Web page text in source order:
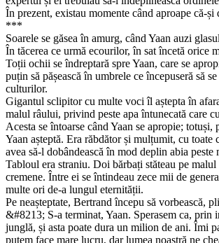
În prezent, existau momente când aproape că-
***
Soarele se găsea în amurg, când Yaan auzi
În tăcerea ce urmă ecourilor, în sat încetă orice
Toții ochii se îndreptară spre Yaan, care se
puțin să pășească în umbrele ce începuseră să
culturilor.
Gigantul sclipitor cu multe voci îl aștepta în
malul râului, privind peste apa întunecată care
Acesta se întoarse când Yaan se apropie;
Yaan așteptă. Era răbdător și mulțumit, cu
avea să-l dobândească în mod deplin abia peste
Tabloul era straniu. Doi bărbați stăteau pe
cremene. Între ei se întindeau zece mii de
multe ori de-a lungul eternității.
Pe neașteptate, Bertrand începu să vorbească,
&#8213; S-a terminat, Yaan. Sperasem ca,
junglă, și asta poate dura un milion de ani. Îmi
putem face mare lucru, dar lumea noastră ne